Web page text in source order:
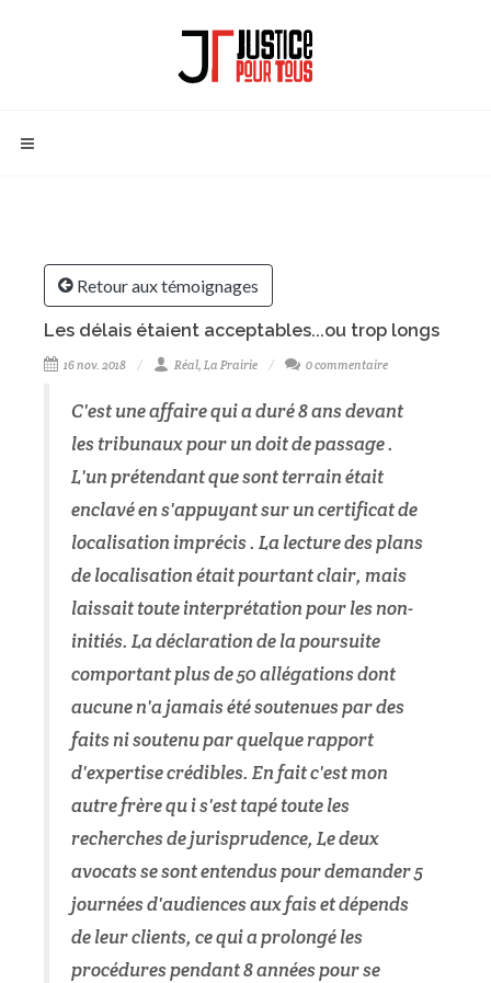
Retour aux témoignages
Les délais étaient acceptables...ou trop longs
16 nov. 2018 Réal, La Prairie 0 commentaire
C'est une affaire qui a duré 8 ans devant
les tribunaux pour un doit de passage .
L'un prétendant que sont terrain était
enclavé en s'appuyant sur un certificat de
localisation imprécis . La lecture des plans
de localisation était pourtant clair, mais
laissait toute interprétation pour les non-
initiés. La déclaration de la poursuite
comportant plus de 50 allégations dont
aucune n'a jamais été soutenues par des
faits ni soutenu par quelque rapport
d'expertise crédibles. En fait c'est mon
autre frère qu i s'est tapé toute les
recherches de jurisprudence, Le deux
avocats se sont entendus pour demander 5
journées d'audiences aux fais et dépends
de leur clients, ce qui a prolongé les
procédures pendant 8 années pour se